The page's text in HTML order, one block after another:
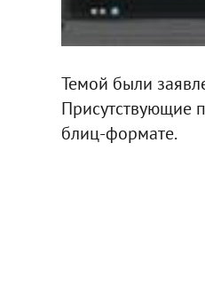
Темой были
Присутствующие
блиц-формате.